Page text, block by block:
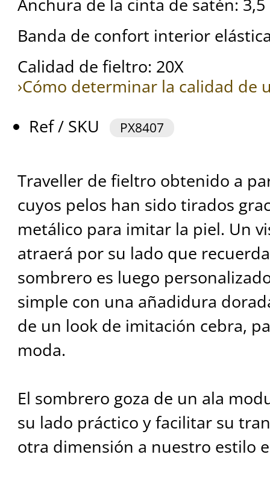
Anchura de la cinta de satén: 3,5
Banda de confort interior
Calidad de fieltro: 20X
›Cómo determinar la calidad de
Ref / SKU
PX8407
Traveller de fieltro obtenido a
cuyos pelos han sido tirados
metálico para imitar la piel. Un
atraerá por su lado que
sombrero es luego
simple con una añadidura
de un look de imitación cebra,
moda.
El sombrero goza de un ala
su lado práctico y facilitar su
otra dimensión a nuestro estilo